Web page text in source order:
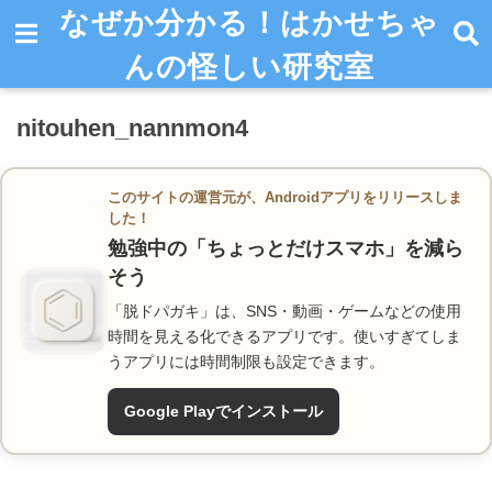
なぜか分かる！はかせちゃ
んの怪しい研究室
nitouhen_nannmon4
このサイトの運営元が、Androidアプリをリリースしま
した！
勉強中の「ちょっとだけスマホ」を減ら
そう
「脱ドパガキ」は、SNS・動画・ゲームなどの使用
時間を見える化できるアプリです。使いすぎてしま
うアプリには時間制限も設定できます。
Google Playでインストール